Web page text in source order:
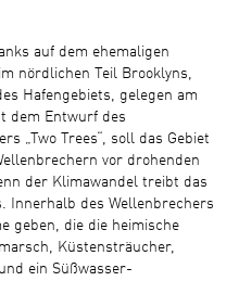
auf dem ehemaligen
nördlichen Teil Brooklyns,
Hafengebiets, gelegen am
dem Entwurf des
„Two Trees“, soll das Gebiet
vor drohenden
der Klimawandel treibt das
Innerhalb des Wellenbrechers
geben, die die heimische
Küstensträucher,
ein Süßwasser-